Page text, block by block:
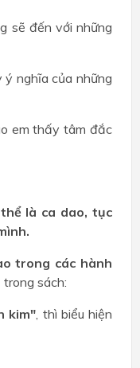
sẽ đến với những
ý nghĩa của những
em thấy tâm đắc
là ca dao, tục
trong các hành
sách:
kim" , thì biểu hiện